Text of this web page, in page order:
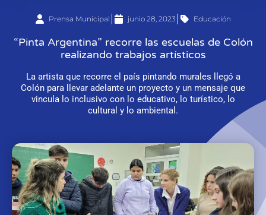
Prensa Municipal junio 28, 2023 Educación
“Pinta Argentina” recorre las escuelas de Colón
realizando trabajos artísticos
La artista que recorre el país pintando murales llegó a
Colón para llevar adelante un proyecto y un mensaje que
vincula lo inclusivo con lo educativo, lo turístico, lo
cultural y lo ambiental.